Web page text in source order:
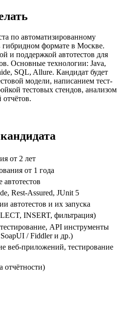
по автоматизированному
гибридном формате в Москве.
и поддержкой автотестов для
Основные технологии: Java,
SQL, Allure. Кандидат будет
модели, написанием тест-
тестовых стендов, анализом
отчётов.
от 2 лет
от 1 года
Rest-Assured, JUnit 5
автотестов и их запуска
INSERT, фильтрация)
API инструменты
/ Fiddler и др.)
веб-приложений, тестирование
отчётности)